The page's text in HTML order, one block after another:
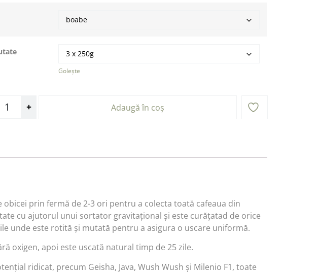
Golește
Adaugă în coș
prin fermă de 2-3 ori pentru a colecta toată cafeaua din
cu ajutorul unui sortator gravitațional și este curățatad de orice
unde este rotită și mutată pentru a asigura o uscare uniformă.
oxigen, apoi este uscată natural timp de 25 zile.
ridicat, precum Geisha, Java, Wush Wush și Milenio F1, toate